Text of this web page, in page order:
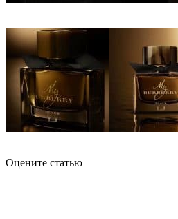
Оцените статью